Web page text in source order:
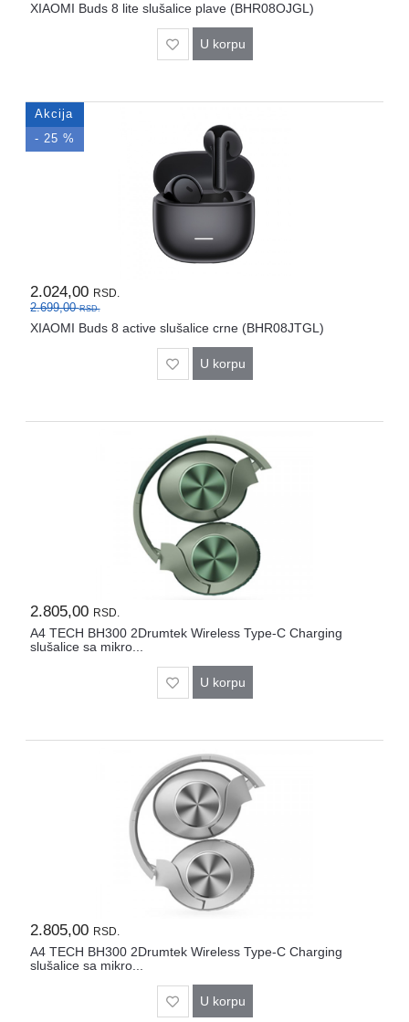
XIAOMI Buds 8 lite slušalice plave (BHR08OJGL)
U korpu
Akcija
- 25 %
2.024,00 RSD.
2.699,00RSD.
XIAOMI Buds 8 active slušalice crne (BHR08JTGL)
U korpu
2.805,00 RSD.
A4 TECH BH300 2Drumtek Wireless Type-C Charging
slušalice sa mikro...
U korpu
2.805,00 RSD.
A4 TECH BH300 2Drumtek Wireless Type-C Charging
slušalice sa mikro...
U korpu